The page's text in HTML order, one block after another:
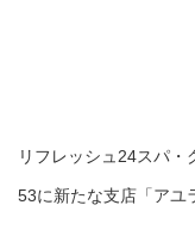
リフレッシュ24スパ・
53に新たな支店「アユ